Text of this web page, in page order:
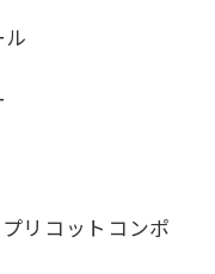
リコットコンポ